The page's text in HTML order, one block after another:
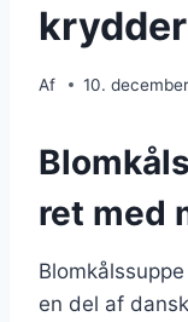
Af 10.
ret med
en del af